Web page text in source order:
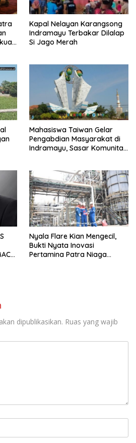
Kapal Nelayan Karangsong
Indramayu Terbakar Dilalap
Si Jago Merah
Mahasiswa Taiwan Gelar
Pengabdian Masyarakat di
Indramayu, Sasar Komunitas
Nyala Flare Kian Mengecil,
Bukti Nyata Inovasi
Pertamina Patra Niaga
dipublikasikan. Ruas yang wajib